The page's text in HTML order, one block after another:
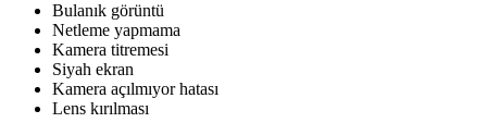
Bulanık görüntü
Netleme yapmama
Kamera titremesi
Siyah ekran
Kamera açılmıyor hatası
Lens kırılması